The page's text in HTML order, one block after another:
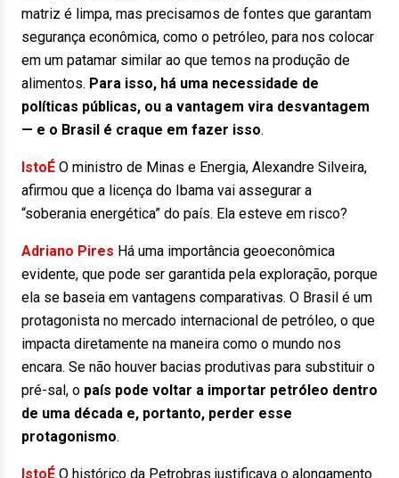
matriz é limpa, mas precisamos de fontes que garantam
segurança econômica, como o petróleo, para nos colocar
em um patamar similar ao que temos na produção de
alimentos. Para isso, há uma necessidade de
políticas públicas, ou a vantagem vira desvantagem
— e o Brasil é craque em fazer isso.
IstoÉ O ministro de Minas e Energia, Alexandre Silveira,
afirmou que a licença do Ibama vai assegurar a
“soberania energética” do país. Ela esteve em risco?
Adriano Pires Há uma importância geoeconômica
evidente, que pode ser garantida pela exploração, porque
ela se baseia em vantagens comparativas. O Brasil é um
protagonista no mercado internacional de petróleo, o que
impacta diretamente na maneira como o mundo nos
encara. Se não houver bacias produtivas para substituir o
pré-sal, o país pode voltar a importar petróleo dentro
de uma década e, portanto, perder esse
protagonismo.
IstoÉ O histórico da Petrobras justificava o alongamento